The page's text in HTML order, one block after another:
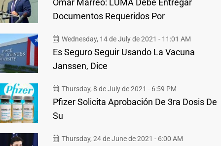
Omar Marreo: LUMA Debe Entregar
Documentos Requeridos Por
Wednesday, 14 de July de 2021 - 11:01 AM
Es Seguro Seguir Usando La Vacuna
Janssen, Dice
Thursday, 8 de July de 2021 - 6:59 PM
Pfizer Solicita Aprobación De 3ra Dosis De
Su
Thursday, 24 de June de 2021 - 6:00 AM